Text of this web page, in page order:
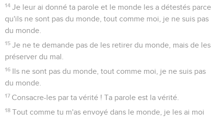
14 Je leur ai donné ta parole et le monde les a détestés parce
qu'ils ne sont pas du monde, tout comme moi, je ne suis pas
du monde.
15 Je ne te demande pas de les retirer du monde, mais de les
préserver du mal.
16 Ils ne sont pas du monde, tout comme moi, je ne suis pas
du monde.
17 Consacre-les par ta vérité ! Ta parole est la vérité.
18 Tout comme tu m'as envoyé dans le monde, je les ai moi